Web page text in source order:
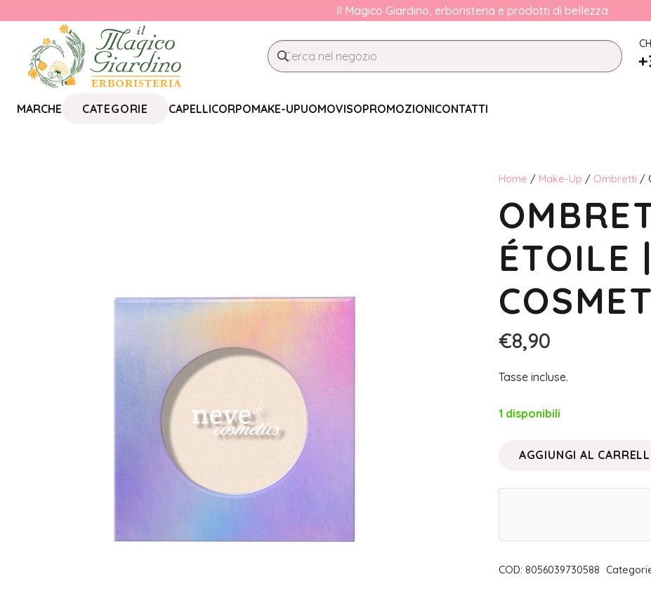
Il Magico Giardino, erboristeria e prodotti di bellezza
MARCHE CATEGORIE CAPELLICORPOMAKE-UPUOMOVISOPROMOZIONICONTATTI
Home / Make-Up / Ombretti /
ÉTOILE
€8,90
Tasse incluse.
1 disponibili
|
NEVE
AGGIUNGI AL
COD: 8056039730588